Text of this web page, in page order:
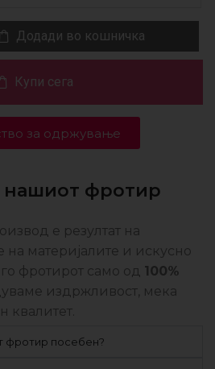
Додади во кошничка
Купи сега
за одржување
нашиот фротир
е резултат на
материјалите и искусно
фротирот само од 100%
издржливост, мека
квалитет.
фротир посебен?